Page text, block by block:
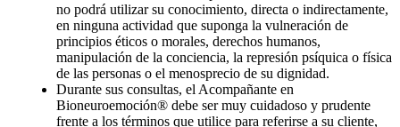
no podrá utilizar su conocimiento, directa o indirectamente,
en ninguna actividad que suponga la vulneración de
principios éticos o morales, derechos humanos,
manipulación de la conciencia, la represión psíquica o física
de las personas o el menosprecio de su dignidad.
Durante sus consultas, el Acompañante en
Bioneuroemoción® debe ser muy cuidadoso y prudente
frente a los términos que utilice para referirse a su cliente,